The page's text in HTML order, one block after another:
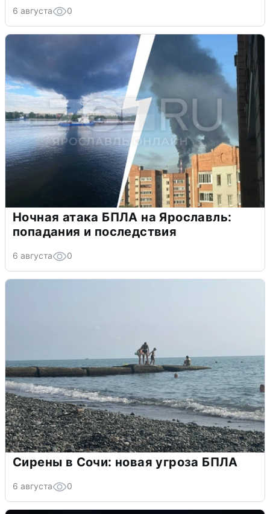
6 августа 0
Ночная атака БПЛА на Ярославль:
попадания и последствия
6 августа 0
Сирены в Сочи: новая угроза БПЛА
6 августа 0